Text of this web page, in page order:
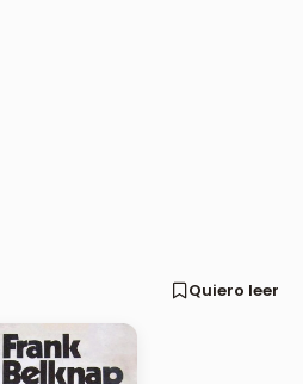
Quiero leer